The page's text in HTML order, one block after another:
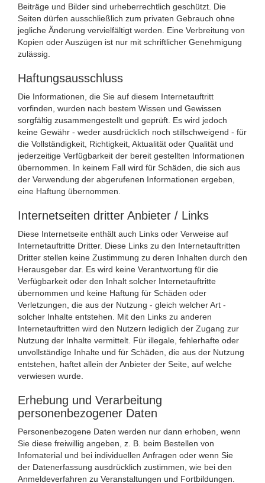
Beiträge und Bilder sind urheberrechtlich geschützt. Die
Seiten dürfen ausschließlich zum privaten Gebrauch ohne
jegliche Änderung vervielfältigt werden. Eine Verbreitung von
Kopien oder Auszügen ist nur mit schriftlicher Genehmigung
zulässig.
Haftungsausschluss
Die Informationen, die Sie auf diesem Internetauftritt
vorfinden, wurden nach bestem Wissen und Gewissen
sorgfältig zusammengestellt und geprüft. Es wird jedoch
keine Gewähr - weder ausdrücklich noch stillschweigend - für
die Vollständigkeit, Richtigkeit, Aktualität oder Qualität und
jederzeitige Verfügbarkeit der bereit gestellten Informationen
übernommen. In keinem Fall wird für Schäden, die sich aus
der Verwendung der abgerufenen Informationen ergeben,
eine Haftung übernommen.
Internetseiten dritter Anbieter / Links
Diese Internetseite enthält auch Links oder Verweise auf
Internetauftritte Dritter. Diese Links zu den Internetauftritten
Dritter stellen keine Zustimmung zu deren Inhalten durch den
Herausgeber dar. Es wird keine Verantwortung für die
Verfügbarkeit oder den Inhalt solcher Internetauftritte
übernommen und keine Haftung für Schäden oder
Verletzungen, die aus der Nutzung - gleich welcher Art -
solcher Inhalte entstehen. Mit den Links zu anderen
Internetauftritten wird den Nutzern lediglich der Zugang zur
Nutzung der Inhalte vermittelt. Für illegale, fehlerhafte oder
unvollständige Inhalte und für Schäden, die aus der Nutzung
entstehen, haftet allein der Anbieter der Seite, auf welche
verwiesen wurde.
Erhebung und Verarbeitung
personenbezogener Daten
Personenbezogene Daten werden nur dann erhoben, wenn
Sie diese freiwillig angeben, z. B. beim Bestellen von
Infomaterial und bei individuellen Anfragen oder wenn Sie
der Datenerfassung ausdrücklich zustimmen, wie bei den
Anmeldeverfahren zu Veranstaltungen und Fortbildungen.